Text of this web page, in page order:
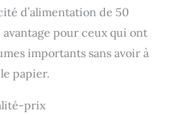
d’alimentation de 50
pour ceux qui ont
importants sans avoir à
papier.
prix